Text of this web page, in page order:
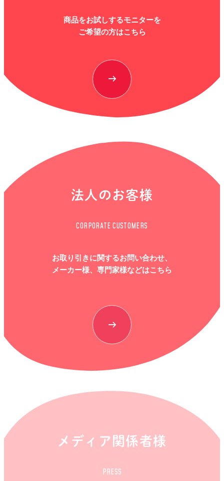
商品をお試しするモニターを
ご希望の方はこちら
法人のお客様
CORPORATE CUSTOMERS
お取り引きに関するお問い合わせ、
メーカー様、専門家様などはこちら
メディア関係者様
PRESS